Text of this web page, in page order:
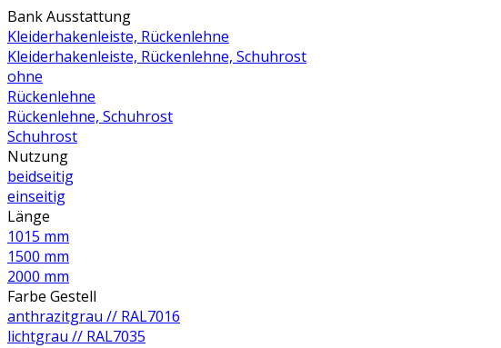
Bank Ausstattung
Kleiderhakenleiste, Rückenlehne
Kleiderhakenleiste, Rückenlehne, Schuhrost
ohne
Rückenlehne
Rückenlehne, Schuhrost
Schuhrost
Nutzung
beidseitig
einseitig
Länge
1015 mm
1500 mm
2000 mm
Farbe Gestell
anthrazitgrau // RAL7016
lichtgrau // RAL7035